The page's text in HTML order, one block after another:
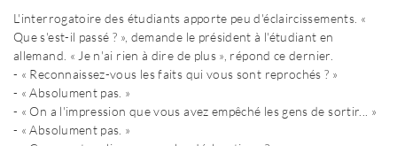
L'interrogatoire des étudiants apporte peu d'éclaircissements. «
Que s'est-il passé ? », demande le président à l'étudiant en
allemand. « Je n'ai rien à dire de plus », répond ce dernier.
- « Reconnaissez-vous les faits qui vous sont reprochés ? »
- « Absolument pas. »
- « On a l'impression que vous avez empêché les gens de sortir... »
- « Absolument pas. »